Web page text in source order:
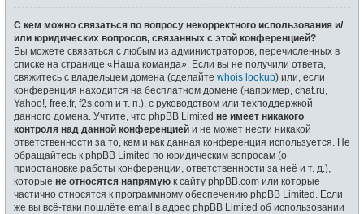
С кем можно связаться по вопросу некорректного использования и/
или юридических вопросов, связанных с этой конференцией?
Вы можете связаться с любым из администраторов, перечисленных в
списке на странице «Наша команда». Если вы не получили ответа,
свяжитесь с владельцем домена (сделайте whois lookup) или, если
конференция находится на бесплатном домене (например, chat.ru,
Yahoo!, free.fr, f2s.com и т. п.), с руководством или техподдержкой
данного домена. Учтите, что phpBB Limited не имеет никакого
контроля над данной конференцией и не может нести никакой
ответственности за то, кем и как данная конференция используется. Не
обращайтесь к phpBB Limited по юридическим вопросам (о
приостановке работы конференции, ответственности за неё и т. д.),
которые не относятся напрямую к сайту phpBB.com или которые
частично относятся к программному обеспечению phpBB Limited. Если
же вы всё-таки пошлёте email в адрес phpBB Limited об использовании